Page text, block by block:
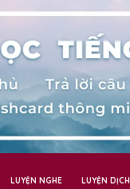
LUYỆN NGHE LUYỆN DỊCH